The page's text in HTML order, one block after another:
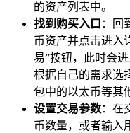
的资产列表中。
找到购买入口 ：回
币资产并点击进入
易”按钮，此时会
根据自己的需求选
包中的以太币等其
设置交易参数：在
币数量，或者输入